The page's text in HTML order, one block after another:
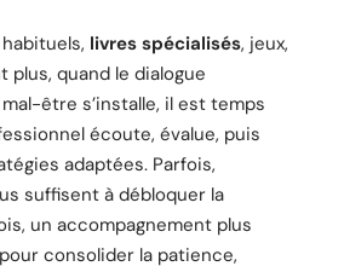
livres spécialisés, jeux,
plus, quand le dialogue
être s’installe, il est temps
écoute, évalue, puis
adaptées. Parfois,
suffisent à débloquer la
un accompagnement plus
consolider la patience,